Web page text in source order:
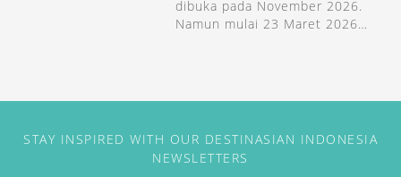
dibuka pada November 2026.
Namun mulai 23 Maret 2026
STAY INSPIRED WITH OUR DESTINASIAN INDONESIA
NEWSLETTERS